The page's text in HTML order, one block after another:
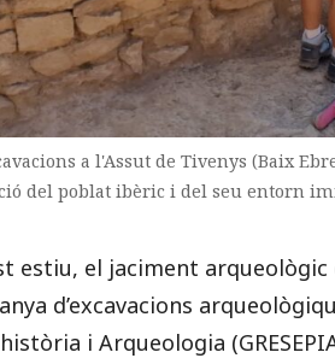
a l'Assut de Tivenys (Baix
del poblat ibèric i del seu entorn
estiu, el jaciment arqueològic
d’excavacions
i Arqueologia